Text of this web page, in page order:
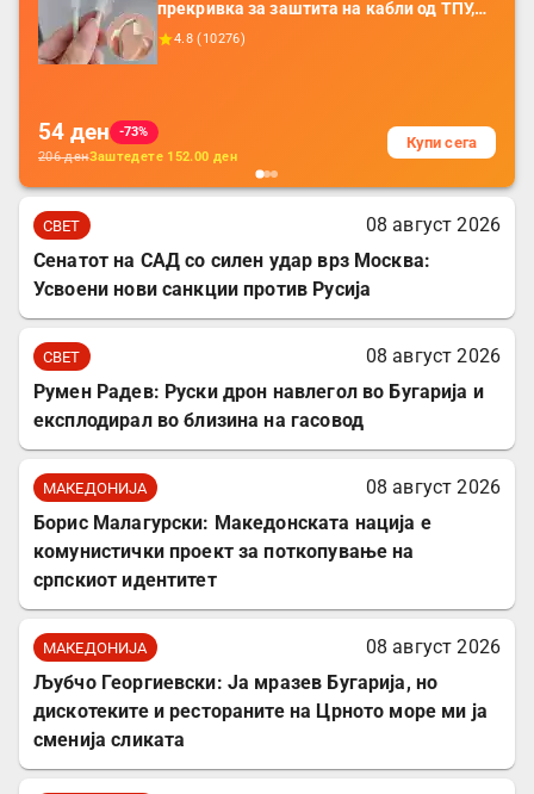
прекривка за заштита на кабли од ТПУ,
додатоци за заштита на кабли, без
батерија, за мобилни телефони, комплет
4.8 ( 10276)
54 ден
-73%
206денЗаштедете 152.00 ден
Купи сега
СВЕТ
08 август 2026
Сенатот на САД со силен удар врз Москва:
Усвоени нови санкции против Русија
СВЕТ
08 август 2026
Румен Радев: Руски дрон навлегол во Бугарија и
експлодирал во близина на гасовод
МАКЕДОНИЈА
08 август 2026
Борис Малагурски: Македонската нација е
комунистички проект за поткопување на
српскиот идентитет
МАКЕДОНИЈА
08 август 2026
Љубчо Георгиевски: Ја мразев Бугарија, но
дискотеките и рестораните на Црното море ми ја
сменија сликата